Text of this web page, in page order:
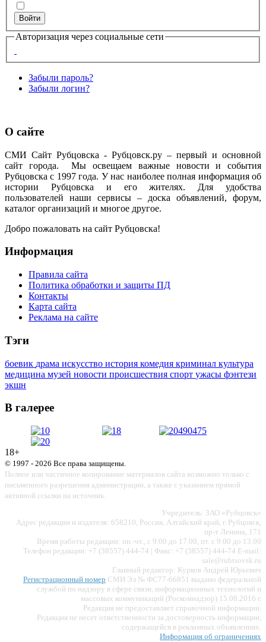
Войти
Авторизация через социальные сети
Забыли пароль?
Забыли логин?
О сайте
СМИ Сайт Рубцовска - Рубцовск.ру – первый и основной
сайт города. Мы освещаем важные новости и события
Рубцовска с 1997 года. У нас наиболее полная информация об
истории Рубцовска и его жителях. Для удобства
пользователей наши сервисы – доска объявлений, форум,
каталог организаций и многое другое.
Добро пожаловать на сайт Рубцовска!
Информация
Правила сайта
Политика обработки и защиты ПД
Контакты
Карта сайта
Реклама на сайте
Тэги
боевик драма искусство история комедия криминал культура
медицина музей новости происшествия спорт ужасы фэнтези
экшн
В галерее
18+
© 1997 - 2026 Все права защищены.
Полное или частичное копирование материалов сайта возможно только с
письменного разрешения администрации, а также с указанием прямой
активной ссылки на источник.
Учредитель: ЗАО «Рубцовск»
Адрес редакции и издателя: 658210, Россия, Алтайский край, г. Рубцовск,
пр-т Ленина, 171
Время работы редакции: пн.-чт., с 9.00 до 17.00, пт. с 9.00 до 13.00
Телефон редакции: +7 (38557) 444-74 | Факс: +7 (38557) 444-74 E-mail:
sale@rubtsovsk.ru
Главный редактор: Курков Андрей Юрьевич
Регистрационный номер СМИ Эл № ФС77-66851 выдано федеральной
службой по надзору в сфере связи, информационных технологий и
массовых коммуникаций (Роскомнадзор) 15.08.2016 г.
Редакция не предоставляет справочной информации.
Редакция не несет ответственности за достоверность информации,
содержащейся в рекламных объявлениях.
Информация об ограничениях